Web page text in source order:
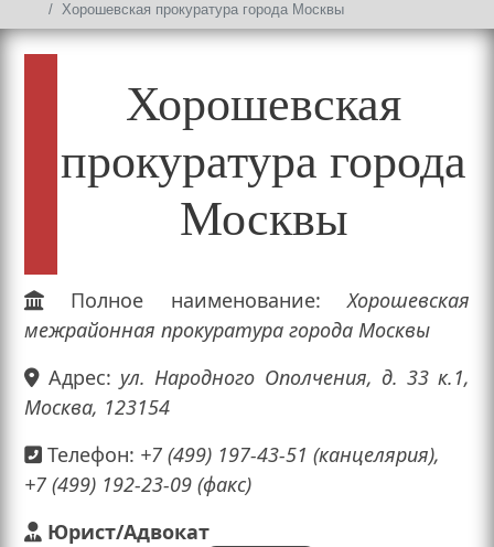
Хорошевская прокуратура города Москвы
Хорошевская
прокуратура города
Москвы
Полное наименование: Хорошевская
межрайонная прокуратура города Москвы
Адрес: ул. Народного Ополчения, д. 33 к.1,
Москва, 123154
Телефон: +7 (499) 197-43-51 (канцелярия),
+7 (499) 192-23-09 (факс)
Юрист/Адвокат